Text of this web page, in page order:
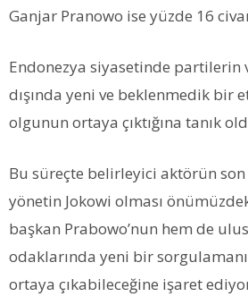
Ganjar Pranowo ise yüzde 16
Endonezya siyasetinde partilerin
dışında yeni ve beklenmedik bir
olgunun ortaya çıktığına tanık
Bu süreçte belirleyici aktörün
yönetin Jokowi olması
başkan Prabowo’nun hem de
odaklarında yeni bir
ortaya çıkabileceğine işaret